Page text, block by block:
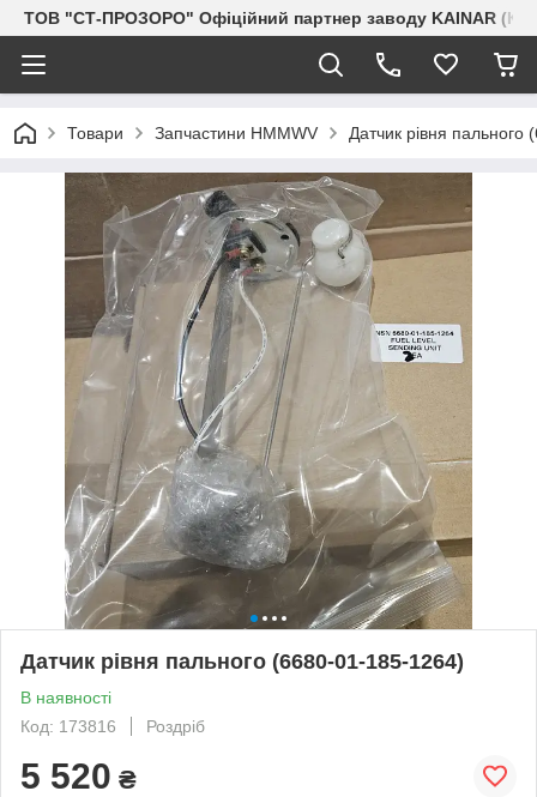
ТОВ "СТ-ПРОЗОРО" Офіційний партнер заводу KAINAR
Товари Запчастини HMMWV Датчик рівня
Датчик рівня пального (6680-01-185-1264)
В наявності
Код: 173816
Роздріб
5 520 ₴